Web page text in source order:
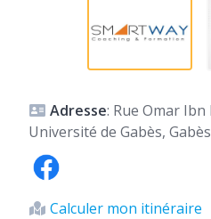
Adresse: Rue Omar
Université de Gabès,
Calculer mon itinéraire